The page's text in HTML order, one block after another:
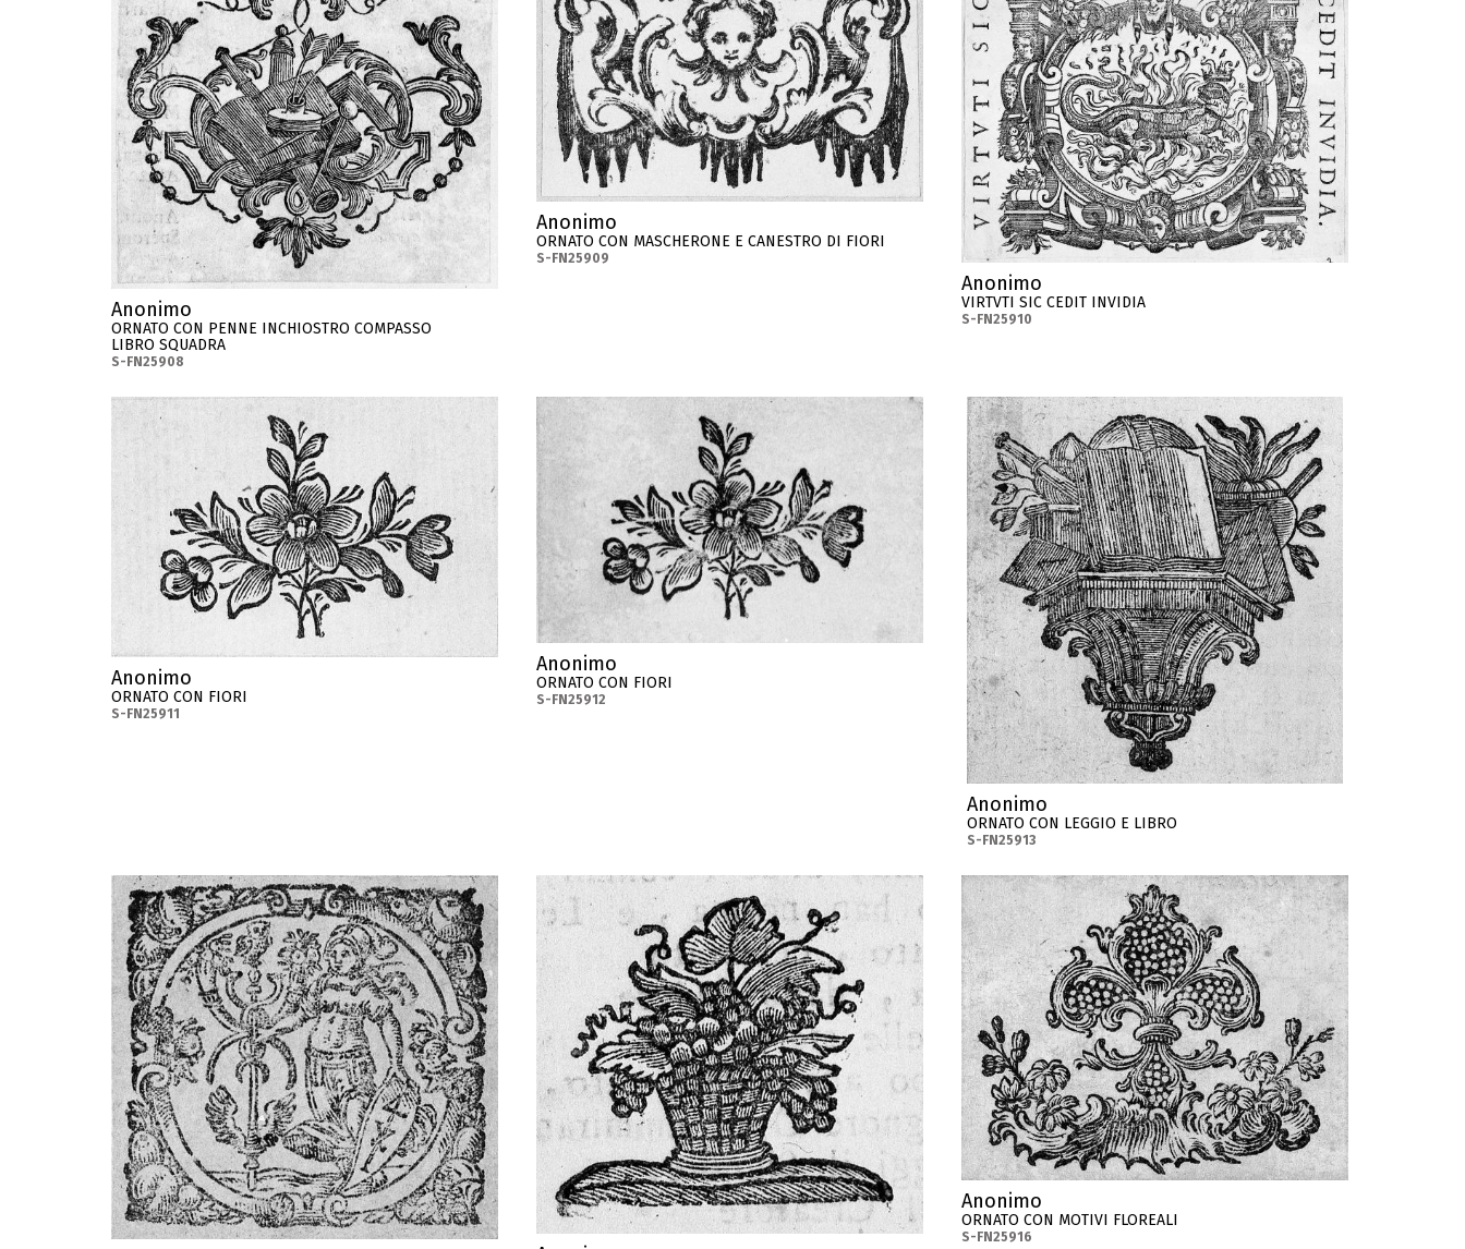
Anonimo
ORNATO CON PENNE INCHIOSTRO COMPASSO
LIBRO SQUADRA
S-FN25908
Anonimo
ORNATO CON MASCHERONE E CANESTRO DI FIORI
S-FN25909
Anonimo
VIRTVTI SIC CEDIT INVIDIA
S-FN25910
Anonimo
ORNATO CON FIORI
S-FN25911
Anonimo
ORNATO CON FIORI
S-FN25912
Anonimo
ORNATO CON LEGGIO E LIBRO
S-FN25913
Anonimo
ORNATO CON MOTIVI FLOREALI
S-FN25916